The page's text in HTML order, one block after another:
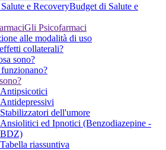
Budget di Salute e
Gli Psicofarmaci
alle modalità di uso
collaterali?
sono?
Antipsicotici
Antidepressivi
Stabilizzatori dell'umore
Ansiolitici ed Ipnotici (Benzodiazepine -
BDZ)
Tabella riassuntiva